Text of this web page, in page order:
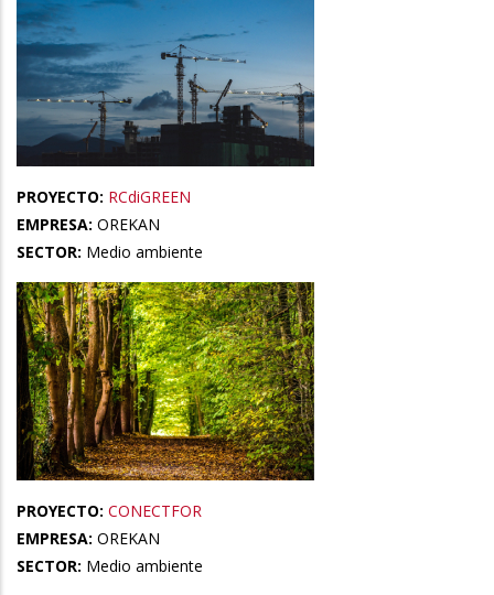
PROYECTO: RCdiGREEN
EMPRESA: OREKAN
SECTOR: Medio ambiente
PROYECTO: CONECTFOR
EMPRESA: OREKAN
SECTOR: Medio ambiente